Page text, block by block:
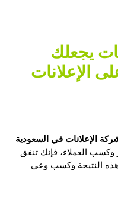
يجعلك
الإعلانات
الإعلانات في السعودية
العملاء، فإنك تنفق
النتيجة وكسب وعي